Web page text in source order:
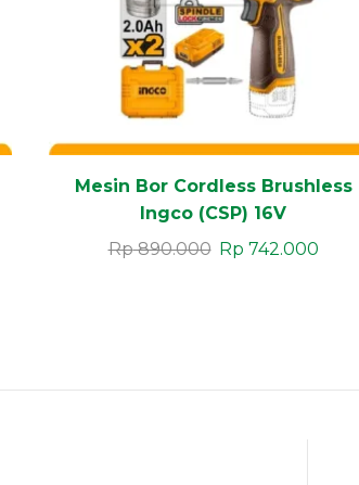
Mesin Bor Cordless Brushless
Ingco (CSP) 16V
Rp890.000 Rp 742.000